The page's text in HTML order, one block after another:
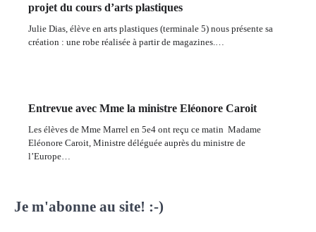
projet du cours d’arts plastiques
Julie Dias, élève en arts plastiques (terminale 5) nous présente sa
création : une robe réalisée à partir de magazines.…
Entrevue avec Mme la ministre Eléonore Caroit
Les élèves de Mme Marrel en 5e4 ont reçu ce matin Madame
Eléonore Caroit, Ministre déléguée auprès du ministre de
l’Europe…
Je m'abonne au site! :-)